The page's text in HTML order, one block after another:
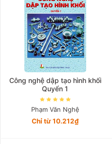
Công nghệ dập tạo hình khối
Quyển 1
Phạm Văn Nghệ
Chỉ từ 10.212₫